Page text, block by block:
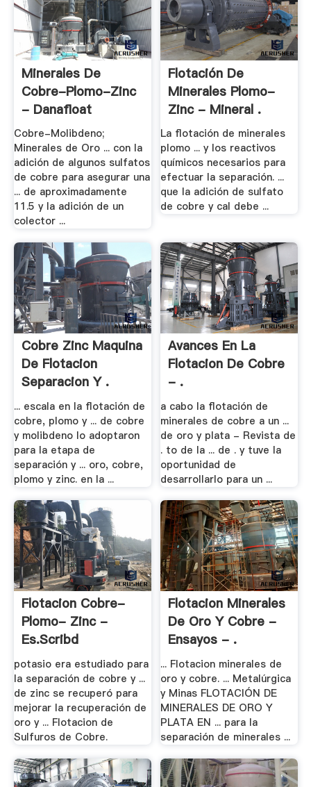
Minerales De
Cobre-Plomo-Zinc
- Danafloat
Cobre-Molibdeno;
Minerales de Oro ... con la
adición de algunos sulfatos
de cobre para asegurar una
... de aproximadamente
11.5 y la adición de un
colector ...
Flotación De
Minerales Plomo-
Zinc - Mineral .
La flotación de minerales
plomo ... y los reactivos
químicos necesarios para
efectuar la separación. ...
que la adición de sulfato
de cobre y cal debe ...
Cobre Zinc Maquina
De Flotacion
Separacion Y .
... escala en la flotación de
cobre, plomo y ... de cobre
y molibdeno lo adoptaron
para la etapa de
separación y ... oro, cobre,
plomo y zinc. en la ...
Avances En La
Flotacion De Cobre
- .
a cabo la flotación de
minerales de cobre a un ...
de oro y plata - Revista de
. to de la ... de . y tuve la
oportunidad de
desarrollarlo para un ...
Flotacion Cobre-
Plomo- Zinc -
Es.scribd
potasio era estudiado para
la separación de cobre y ...
de zinc se recuperó para
mejorar la recuperación de
oro y ... Flotacion de
Sulfuros de Cobre.
Flotacion Minerales
De Oro Y Cobre -
Ensayos - .
... Flotacion minerales de
oro y cobre. ... Metalúrgica
y Minas FLOTACIÓN DE
MINERALES DE ORO Y
PLATA EN ... para la
separación de minerales ...